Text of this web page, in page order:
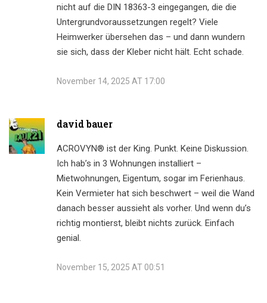
nicht auf die DIN 18363-3 eingegangen, die die
Untergrundvoraussetzungen regelt? Viele
Heimwerker übersehen das – und dann wundern
sie sich, dass der Kleber nicht hält. Echt schade.
November 14, 2025 AT 17:00
david bauer
ACROVYN® ist der King. Punkt. Keine Diskussion.
Ich hab’s in 3 Wohnungen installiert –
Mietwohnungen, Eigentum, sogar im Ferienhaus.
Kein Vermieter hat sich beschwert – weil die Wand
danach besser aussieht als vorher. Und wenn du’s
richtig montierst, bleibt nichts zurück. Einfach
genial.
November 15, 2025 AT 00:51